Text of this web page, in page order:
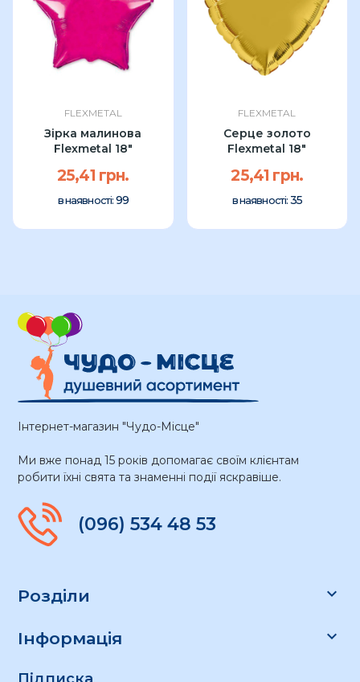
FLEXMETAL
Зірка малинова
Flexmetal 18"
25,41 грн.
в наявності: 99
FLEXMETAL
Серце золото
Flexmetal 18"
25,41 грн.
в наявності: 35
Інтернет-магазин "Чудо-Місце"
Ми вже понад 15 років допомагає своїм клієнтам
робити їхні свята та знаменні події яскравіше.
(096) 534 48 53
Розділи 
Інформація 